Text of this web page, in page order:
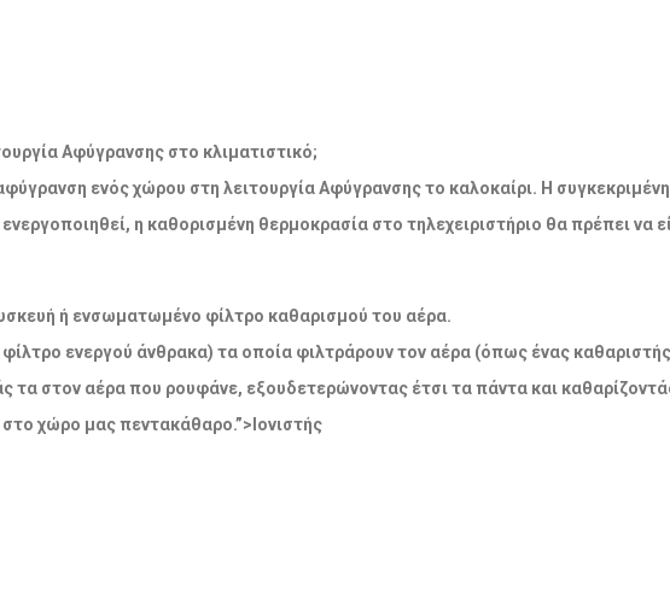
Αφύγρανσης στο κλιματιστικό;
ενός χώρου στη λειτουργία Αφύγρανσης το καλοκαίρι. Η
η καθορισμένη θερμοκρασία στο τηλεχειριστήριο θα πρέπει να
ή ενσωματωμένο φίλτρο καθαρισμού του αέρα.
ενεργού άνθρακα) τα οποία φιλτράρουν τον αέρα (όπως ένας
τα στον αέρα που ρουφάνε, εξουδετερώνοντας έτσι τα πάντα και
χώρο μας πεντακάθαρο.”>Ιονιστής